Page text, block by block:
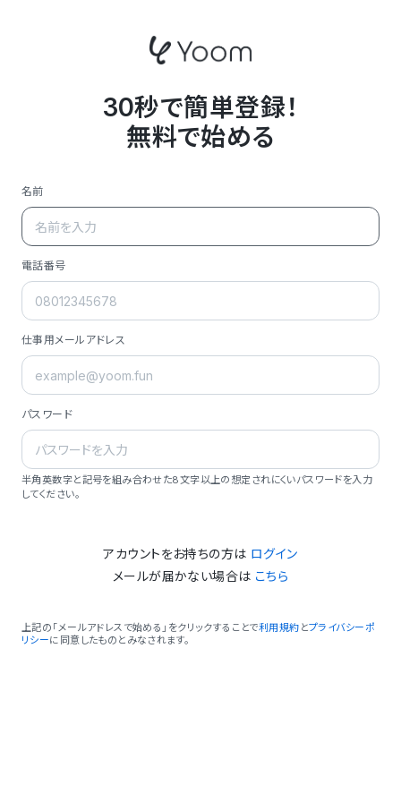
30秒で簡単登録！
無料で始める
名前
電話番号
仕事用メールアドレス
パスワード
半角英数字と記号を組み合わせた8文字以上の想定されにくいパスワードを入力
してください。
アカウントをお持ちの方は ログイン
メールが届かない場合は こちら
上記の「メールアドレスで始める」をクリックすることで利用規約 とプライバシーポ
リシーに同意したものとみなされます。